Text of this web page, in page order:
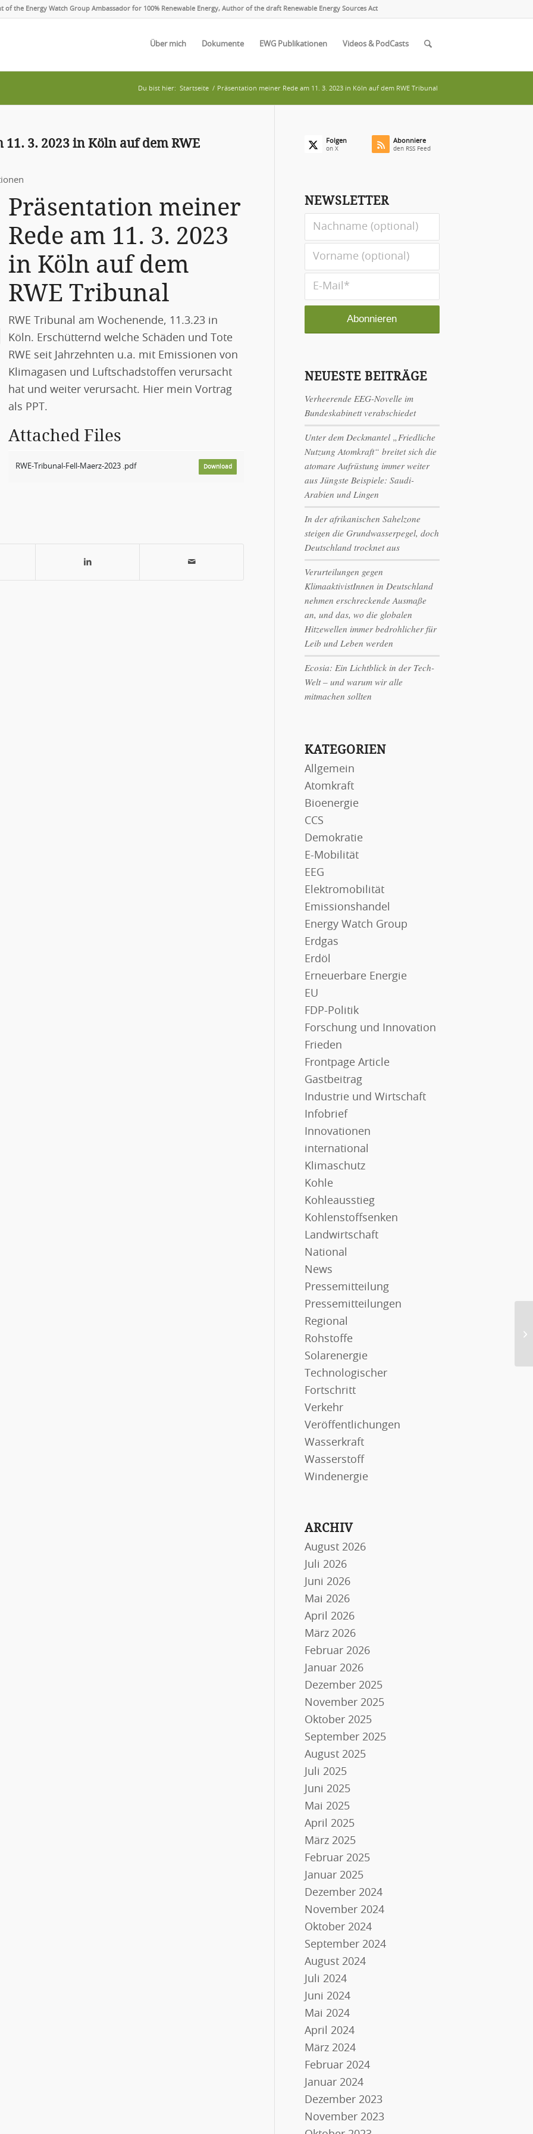
of the Energy Watch Group Ambassador for 100% Renewable Energy, Author of the draft Renewable Energy Sources Act
Über mich Dokumente EWG Publikationen Videos & PodCasts
Du bist hier: Startseite / Präsentation meiner Rede am 11. 3. 2023 in Köln auf dem RWE Tribunal
3. 2023 in Köln auf dem RWE
Präsentation meiner
Rede am 11. 3. 2023
in Köln auf dem
RWE Tribunal
RWE Tribunal am Wochenende, 11.3.23 in
Köln. Erschütternd welche Schäden und Tote
RWE seit Jahrzehnten u.a. mit Emissionen von
Klimagasen und Luftschadstoffen verursacht
hat und weiter verursacht. Hier mein Vortrag
als PPT.
Attached Files
RWE-Tribunal-Fell-Maerz-2023 .pdf Download
Folgen
on X
Abonniere
den RSS Feed
NEWSLETTER
NEUESTE BEITRÄGE
Verheerende EEG-Novelle im
Bundeskabinett verabschiedet
Unter dem Deckmantel „Friedliche
Nutzung Atomkraft“ breitet sich die
atomare Aufrüstung immer weiter
aus Jüngste Beispiele: Saudi-
Arabien und Lingen
In der afrikanischen Sahelzone
steigen die Grundwasserpegel, doch
Deutschland trocknet aus
Verurteilungen gegen
KlimaaktivistInnen in Deutschland
nehmen erschreckende Ausmaße
an, und das, wo die globalen
Hitzewellen immer bedrohlicher für
Leib und Leben werden
Ecosia: Ein Lichtblick in der Tech-
Welt – und warum wir alle
mitmachen sollten
KATEGORIEN
Allgemein
Atomkraft
Bioenergie
CCS
Demokratie
E-Mobilität
EEG
Elektromobilität
Emissionshandel
Energy Watch Group
Erdgas
Erdöl
Erneuerbare Energie
EU
FDP-Politik
Forschung und Innovation
Frieden
Frontpage Article
Gastbeitrag
Industrie und Wirtschaft
Infobrief
Innovationen
international
Klimaschutz
Kohle
Kohleausstieg
Kohlenstoffsenken
Landwirtschaft
National
News
Pressemitteilung
Pressemitteilungen
Regional
Rohstoffe
Solarenergie
Technologischer
Fortschritt
Verkehr
Veröffentlichungen
Wasserkraft
Wasserstoff
Windenergie
ARCHIV
August 2026
Juli 2026
Juni 2026
Mai 2026
April 2026
März 2026
Februar 2026
Januar 2026
Dezember 2025
November 2025
Oktober 2025
September 2025
August 2025
Juli 2025
Juni 2025
Mai 2025
April 2025
März 2025
Februar 2025
Januar 2025
Dezember 2024
November 2024
Oktober 2024
September 2024
August 2024
Juli 2024
Juni 2024
Mai 2024
April 2024
März 2024
Februar 2024
Januar 2024
Dezember 2023
November 2023